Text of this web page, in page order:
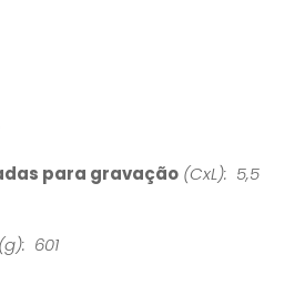
para gravação (CxL): 5,5
(g): 601